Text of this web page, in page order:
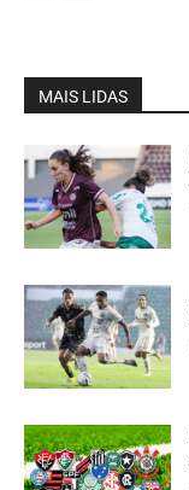
MAIS LIDAS